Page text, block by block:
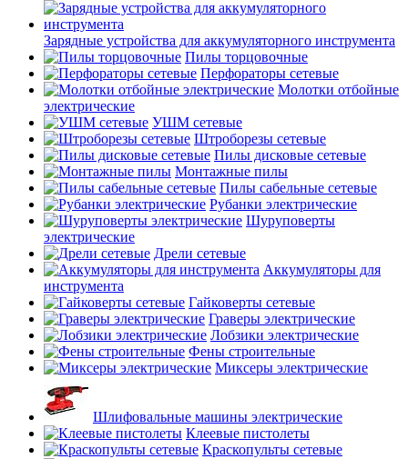
Зарядные устройства для аккумуляторного инструмента
Пилы торцовочные
Перфораторы сетевые
Молотки отбойные
электрические
УШМ сетевые
Штроборезы сетевые
Пилы дисковые сетевые
Монтажные пилы
Пилы сабельные сетевые
Рубанки электрические
Шуруповерты
электрические
Дрели сетевые
Аккумуляторы для
инструмента
Гайковерты сетевые
Граверы электрические
Лобзики электрические
Фены строительные
Миксеры электрические
Шлифовальные машины электрические
Клеевые пистолеты
Краскопульты сетевые